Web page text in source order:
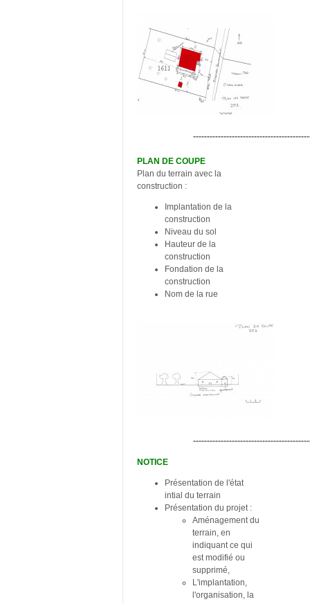
PLAN DE COUPE
Plan du terrain avec la
construction :
Implantation de la
construction
Niveau du sol
Hauteur de la
construction
Fondation de la
construction
Nom de la rue
NOTICE
Présentation de l'état
intial du terrain
Présentation du projet :
Aménagement du
terrain, en
indiquant ce qui
est modifié ou
supprimé,
L'implantation,
l'organisation, la